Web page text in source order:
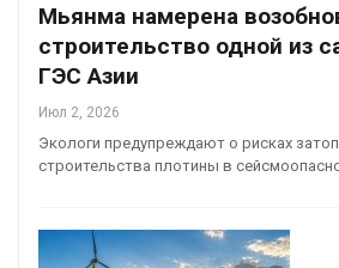
Мьянма намерена
строительство одной из
ГЭС Азии
Июл 2, 2026
Экологи предупреждают о рисках
строительства плотины в